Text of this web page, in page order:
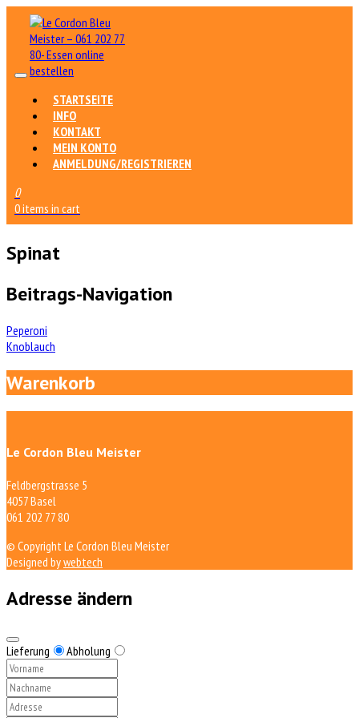
STARTSEITE
INFO
KONTAKT
MEIN KONTO
ANMELDUNG/REGISTRIEREN
0
0 items in cart
Spinat
Beitrags-Navigation
Peperoni
Knoblauch
Warenkorb
Le Cordon Bleu Meister
Feldbergstrasse 5
4057 Basel
061 202 77 80
© Copyright Le Cordon Bleu Meister
Designed bywebtech
Adresse ändern
Lieferung Abholung